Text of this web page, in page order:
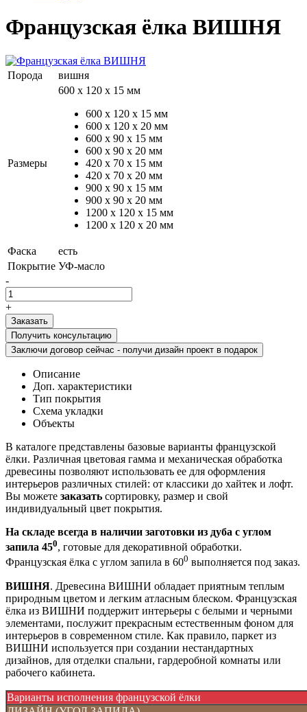
Французская ёлка ВИШНЯ
Порода вишня
Размеры
600 х 120 х 15 мм
600 х 120 х 15 мм
600 х 120 х 20 мм
600 х 90 х 15 мм
600 х 90 х 20 мм
420 х 70 х 15 мм
420 х 70 х 20 мм
900 х 90 х 15 мм
900 х 90 х 20 мм
1200 х 120 х 15 мм
1200 х 120 х 20 мм
Фаска
есть
Покрытие УФ-масло
-
+
Получить консультацию
Заключи договор сейчас - получи дизайн проект в подарок
Описание
Доп. характеристики
Тип покрытия
Схема укладки
Объекты
В каталоге представлены базовые варианты французской
ёлки. Различная цветовая гамма и механическая обработка
древесины позволяют использовать ее для оформления
интерьеров различных стилей: от классики до хайтек и лофт.
Вы можете заказать сортировку, размер и свой
индивидуальный цвет покрытия.
На складе всегда в наличии заготовки из дуба с углом
запила 450, готовые для декоративной обработки.
Французская ёлка с углом запила в 600 выполняется под заказ.
ВИШНЯ. Древесина ВИШНИ обладает приятным теплым
природным цветом и легким атласным блеском. Французская
ёлка из ВИШНИ поддержит интерьеры с белыми и черными
элементами, послужит прекрасным естественным фоном для
интерьеров в современном стиле. Как правило, паркет из
ВИШНИ используется при создании нестандартных
дизайнов, для отделки спальни, гардеробной комнаты или
рабочего кабинета.
Варианты исполнения французской ёлки